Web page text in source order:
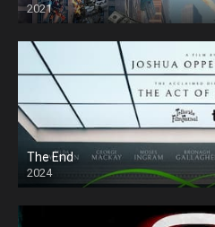
2021
The End
2024